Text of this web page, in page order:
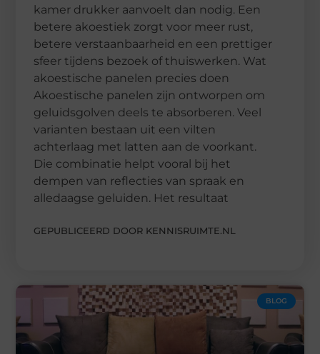
kamer drukker aanvoelt dan nodig. Een
betere akoestiek zorgt voor meer rust,
betere verstaanbaarheid en een prettiger
sfeer tijdens bezoek of thuiswerken. Wat
akoestische panelen precies doen
Akoestische panelen zijn ontworpen om
geluidsgolven deels te absorberen. Veel
varianten bestaan uit een vilten
achterlaag met latten aan de voorkant.
Die combinatie helpt vooral bij het
dempen van reflecties van spraak en
alledaagse geluiden. Het resultaat
GEPUBLICEERD DOOR KENNISRUIMTE.NL
BLOG